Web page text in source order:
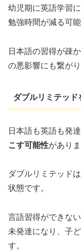
幼児期に英語学習
勉強時間が減る可
日本語の習得が疎
の悪影響にも繋がり
ダブルリミテッド
日本語も英語も発
こす可能性がありま
ダブルリミテッド
状態です。
言語習得ができな
未発達になり、子
す。